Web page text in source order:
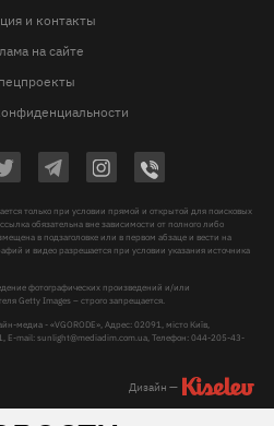
и контакты
на сайте
только при условии прямой и открытой для поисковых
обязательна вне зависимости от полного либо
в подзаголовке или в первом абзаце и вести на
и видео разрешается при условии указания источника
фотографических произведений и/или
Getty Images – строго запрещается.
медиа - «VGORODE», Адрес: 02091, місто Київ,
E-mail:sunlight@mediadim.com.ua, Телефон: 044-205-43-
Дизайн —